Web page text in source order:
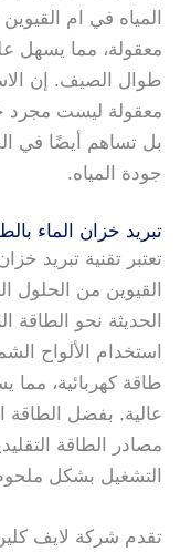
المياه في ام
معقولة، مما يسهل
طوال الصيف. إن
معقولة ليست مجرد
بل تساهم أيضًا في
جودة المياه.
تبريد خزان الماء
تعتبر تقنية تبريد
القيوين من الحلول
الحديثة نحو الطاقة
استخدام الألواح
طاقة كهربائية، مما
عالية. بفضل الطاقة
مصادر الطاقة
التشغيل بشكل
تقدم شركة لايف